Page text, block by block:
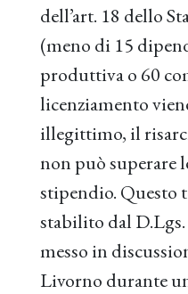
dell’art. 18 dello
(meno di 15
produttiva o 60
licenziamento
illegittimo, il
non può superare
stipendio. Questo
stabilito dal
messo in
Livorno durante